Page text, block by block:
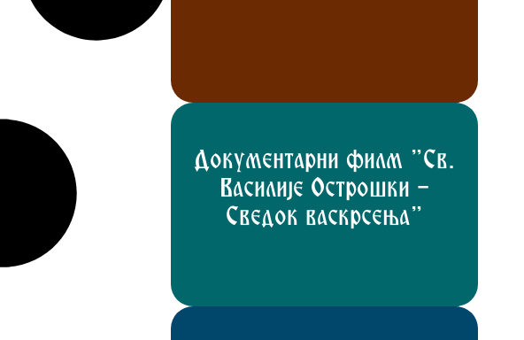
Документарни филм "Св.
Василије Острошки -
Сведок васкрсења"